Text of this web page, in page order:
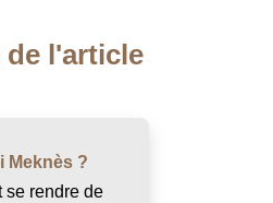
de l'article
Meknès ?
se rendre de